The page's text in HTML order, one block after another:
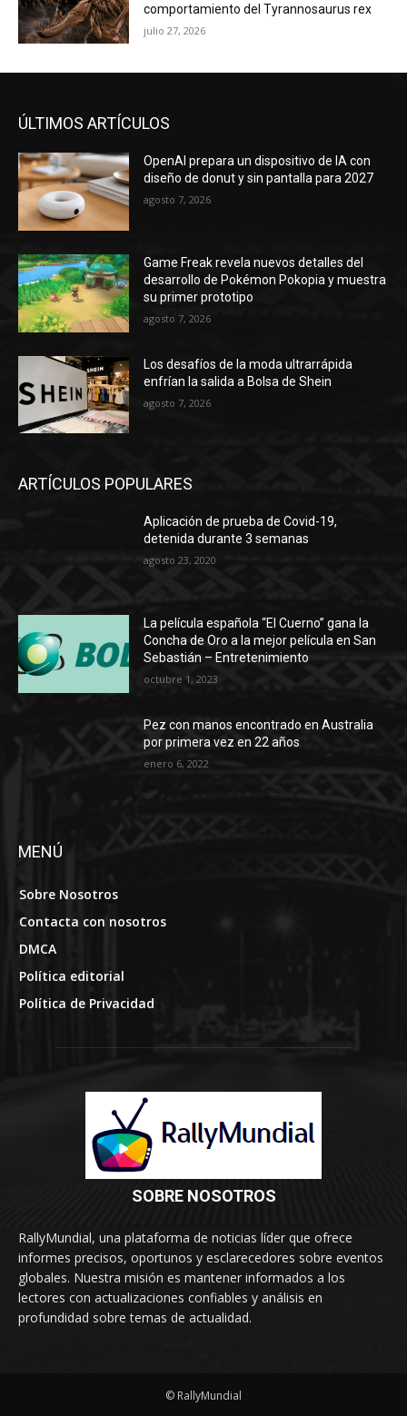
comportamiento del Tyrannosaurus rex
julio 27, 2026
ÚLTIMOS ARTÍCULOS
OpenAI prepara un dispositivo de IA con
diseño de donut y sin pantalla para 2027
agosto 7, 2026
Game Freak revela nuevos detalles del
desarrollo de Pokémon Pokopia y muestra
su primer prototipo
agosto 7, 2026
Los desafíos de la moda ultrarrápida
enfrían la salida a Bolsa de Shein
agosto 7, 2026
ARTÍCULOS POPULARES
Aplicación de prueba de Covid-19,
detenida durante 3 semanas
agosto 23, 2020
La película española “El Cuerno” gana la
Concha de Oro a la mejor película en San
Sebastián – Entretenimiento
octubre 1, 2023
Pez con manos encontrado en Australia
por primera vez en 22 años
enero 6, 2022
MENÚ
Sobre Nosotros
Contacta con nosotros
DMCA
Política editorial
Política de Privacidad
SOBRE NOSOTROS
RallyMundial, una plataforma de noticias líder que ofrece
informes precisos, oportunos y esclarecedores sobre eventos
globales. Nuestra misión es mantener informados a los
lectores con actualizaciones confiables y análisis en
profundidad sobre temas de actualidad.
© RallyMundial